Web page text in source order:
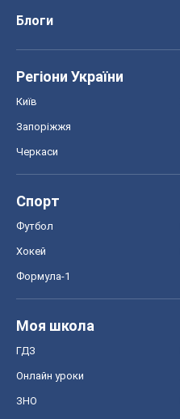
Блоги
Регіони України
Київ
Запоріжжя
Черкаси
Спорт
Футбол
Хокей
Формула-1
Моя школа
ГДЗ
Онлайн уроки
ЗНО